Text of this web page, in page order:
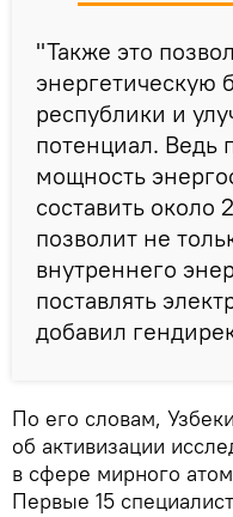
"Также это
энергетическую
республики и
потенциал. Ведь
мощность
составить около
позволит не
внутреннего
поставлять
добавил
По его словам,
об активизации
в сфере мирного
Первые 15